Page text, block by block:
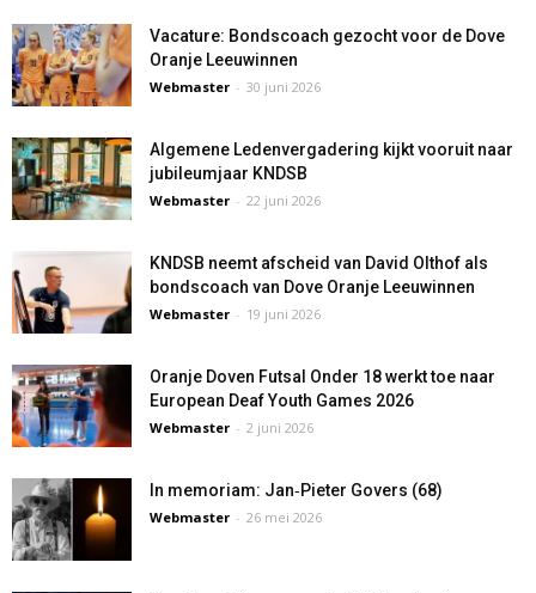
Vacature: Bondscoach gezocht voor de Dove
Oranje Leeuwinnen
Webmaster - 30 juni 2026
Algemene Ledenvergadering kijkt vooruit naar
jubileumjaar KNDSB
Webmaster - 22 juni 2026
KNDSB neemt afscheid van David Olthof als
bondscoach van Dove Oranje Leeuwinnen
Webmaster - 19 juni 2026
Oranje Doven Futsal Onder 18 werkt toe naar
European Deaf Youth Games 2026
Webmaster - 2 juni 2026
In memoriam: Jan‑Pieter Govers (68)
Webmaster - 26 mei 2026